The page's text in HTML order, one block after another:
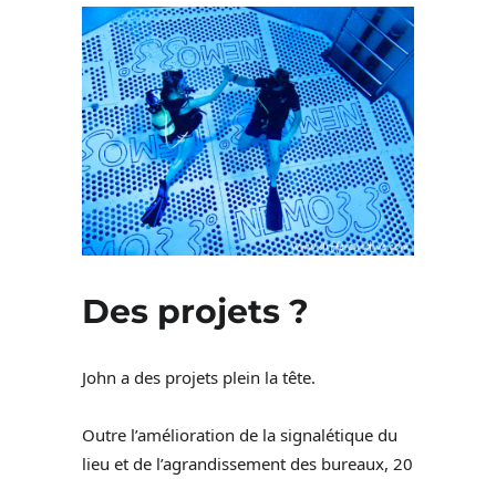
Des projets ?
John a des projets plein la tête.
Outre l’amélioration de la signalétique du
lieu et de l’agrandissement des bureaux, 20